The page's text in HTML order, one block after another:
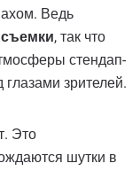
Ведь
съемки, так что
стендап-
зрителей.
Это
шутки в